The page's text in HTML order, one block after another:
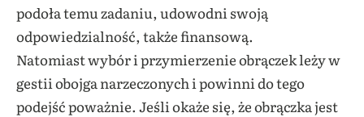
podoła temu zadaniu, udowodni swoją
odpowiedzialność, także finansową.
Natomiast wybór i przymierzenie obrączek leży w
gestii obojga narzeczonych i powinni do tego
podejść poważnie. Jeśli okaże się, że obrączka jest